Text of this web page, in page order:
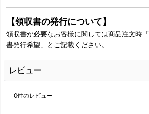
【領収書の発行について】
領収書が必要なお客様に関しては商品注文時
書発行希望」とご記載ください。
レビュー
0件のレビュー